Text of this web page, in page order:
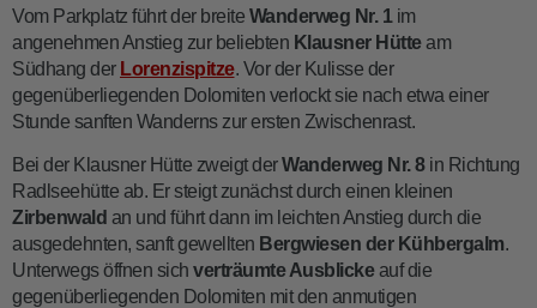
Vom Parkplatz führt der breite Wanderweg Nr. 1im
angenehmen Anstieg zur beliebten Klausner Hütteam
Südhang der Lorenzispitze. Vor der Kulisse der
gegenüberliegenden Dolomiten verlockt sie nach etwa einer
Stunde sanften Wanderns zur ersten Zwischenrast.
Bei der Klausner Hütte zweigt derWanderweg Nr. 8in Richtung
Radlseehütte ab. Er steigt zunächst durch einen kleinen
Zirbenwald an und führt dann im leichten Anstieg durch die
ausgedehnten, sanft gewellten Bergwiesen der Kühbergalm.
Unterwegs öffnen sich verträumte Ausblickeauf die
gegenüberliegenden Dolomiten mit den anmutigen